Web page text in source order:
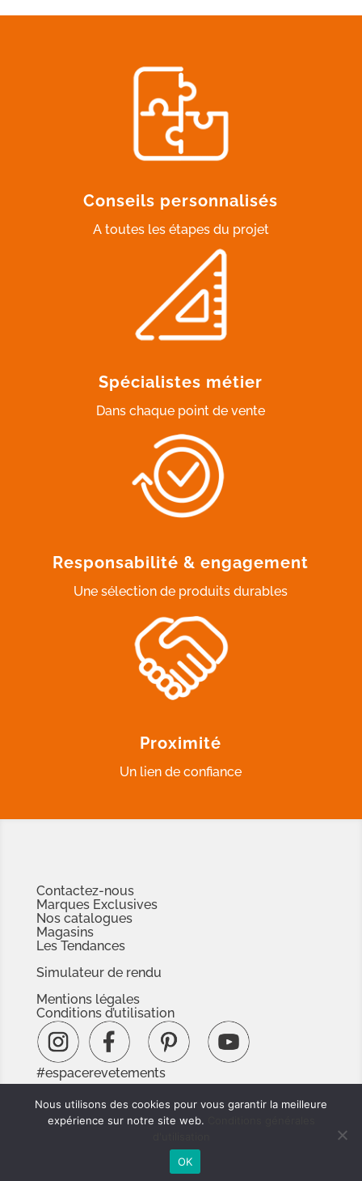
Conseils personnalisés
A toutes les étapes du projet
Spécialistes métier
Dans chaque point de vente
Responsabilité & engagement
Une sélection de produits durables
Proximité
Un lien de confiance
Contactez-nous
Marques Exclusives
Nos catalogues
Magasins
Les Tendances
Simulateur de rendu
Mentions légales
Conditions d’utilisation
#espacerevetements
www.espacedoc.fr
www.signnaturedexception.com
Nous utilisons des cookies pour vous garantir la meilleure
expérience sur notre site web.
OK